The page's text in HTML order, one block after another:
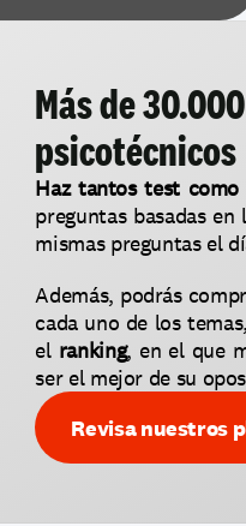
Más de
psicotécnicos
Haz tantos test
preguntas basadas en
mismas preguntas el
Además, podrás
cada uno de los
el ranking, en el que
ser el mejor de su
Revisa nuestros